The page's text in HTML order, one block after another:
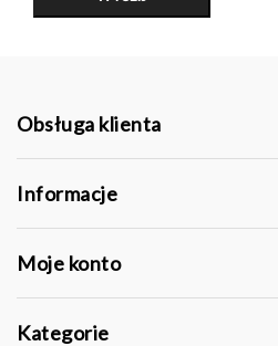
Obsługa klienta
Informacje
Moje konto
Kategorie